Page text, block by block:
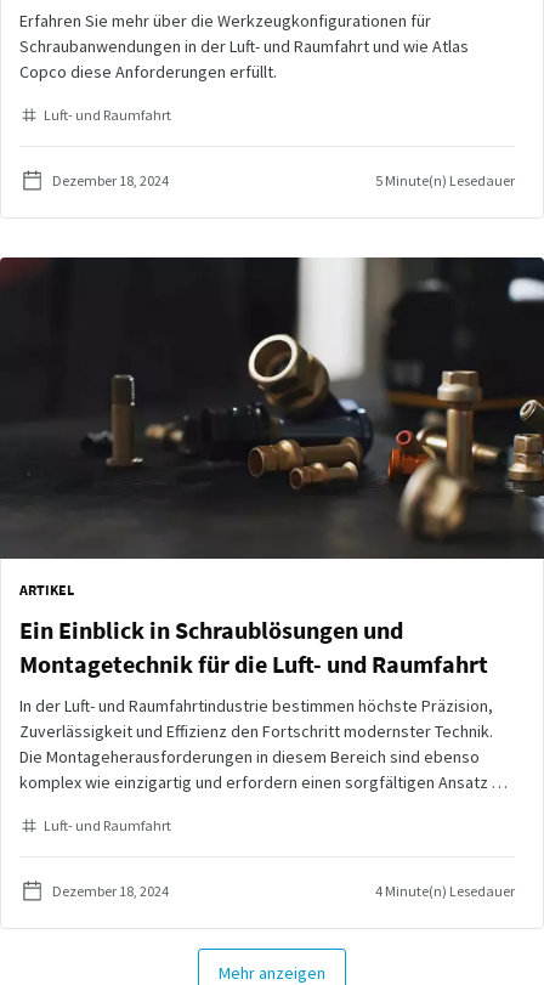
Erfahren Sie mehr über die Werkzeugkonfigurationen für
Schraubanwendungen in der Luft- und Raumfahrt und wie Atlas
Copco diese Anforderungen erfüllt.
Luft- und Raumfahrt
Dezember 18, 2024 5 Minute(n) Lesedauer
ARTIKEL
Ein Einblick in Schraublösungen und
Montagetechnik für die Luft- und Raumfahrt
In der Luft- und Raumfahrtindustrie bestimmen höchste Präzision,
Zuverlässigkeit und Effizienz den Fortschritt modernster Technik.
Die Montageherausforderungen in diesem Bereich sind ebenso
komplex wie einzigartig und erfordern einen sorgfältigen Ansatz bei
diesem Artikel werden die wichtigsten Schraubelemente und
Anzugsstrategien untersucht, die in der Fertigung und Wartung der
Luft- und Raumfahrt eine Schlüsselrolle spielen.
Luft- und Raumfahrt
Dezember 18, 2024 4 Minute(n) Lesedauer
Mehr anzeigen